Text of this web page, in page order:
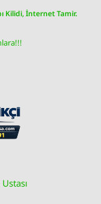
Kilidi, İnternet Tamir.